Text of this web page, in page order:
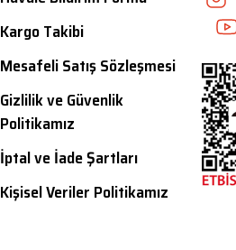
Kargo Takibi
Mesafeli Satış Sözleşmesi
Gizlilik ve Güvenlik
Politikamız
İptal ve İade Şartları
Kişisel Veriler Politikamız